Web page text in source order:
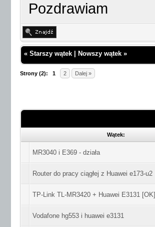
Pozdrawiam
« Starszy wątek Nowszy wątek »
Strony (2): 1 2 Dalej »
Wątek:
MR3040 i E369 - działa
Router do pracy ciągłej z Huawei e173-u2
TP-Link TL-MR3420 + Huawei E3131 [OK]
Vodafone hg553 i huawei e3131